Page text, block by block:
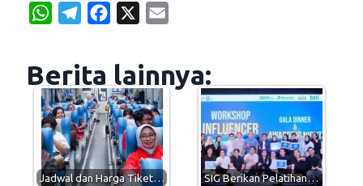
W
t
s
A
p
p
e
g
r
a
m
e
b
o
o
k
i
Berita lainnya:
Jadwal dan Harga Tiket… SIG Berikan Pelatihan…